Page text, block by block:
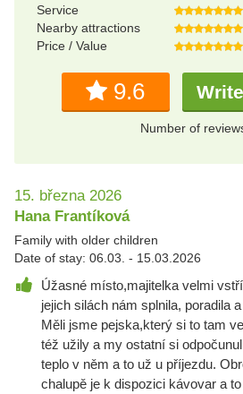
Service
Nearby attractions
Price / Value
9.6
Number of
15. března 2026
Hana Frantíková
Family with older children
Date of stay: 06.03. - 15.03.2026
Úžasné místo,majitelka velmi
jejich silách nám splnila, poradila
Měli jsme pejska,který si to tam
též užily a my ostatní si
teplo v něm a to už u příjezdu.
chalupě je k dispozici kávovar a